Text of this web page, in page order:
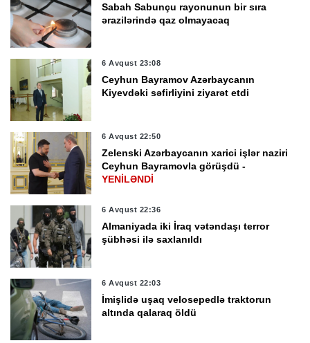
Sabah Sabunçu rayonunun bir sıra
ərazilərində qaz olmayacaq
6 Avqust 23:08
Ceyhun Bayramov Azərbaycanın
Kiyevdəki səfirliyini ziyarət etdi
6 Avqust 22:50
Zelenski Azərbaycanın xarici işlər naziri
Ceyhun Bayramovla görüşdü -
YENİLƏNDİ
6 Avqust 22:36
Almaniyada iki İraq vətəndaşı terror
şübhəsi ilə saxlanıldı
6 Avqust 22:03
İmişlidə uşaq velosepedlə traktorun
altında qalaraq öldü